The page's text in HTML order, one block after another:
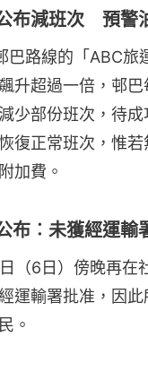
布減班次 預警
巴路線的「ABC旅
升超過一倍，邨
少部份班次，待
復正常班次，惟
加費。
布︰未獲經運
日（6日）傍晚再
運輸署批准，因
。